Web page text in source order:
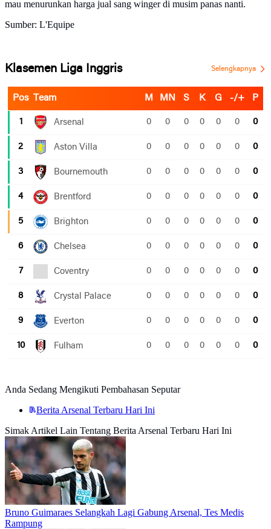
mau menurunkan harga jual sang winger di musim panas nanti.
Sumber: L'Equipe
Anda Sedang Mengikuti Pembahasan Seputar
Berita Arsenal Terbaru Hari Ini
Simak Artikel Lain Tentang Berita Arsenal Terbaru Hari Ini
Bruno Guimaraes Selangkah Lagi Gabung Arsenal, Tes Medis
Rampung